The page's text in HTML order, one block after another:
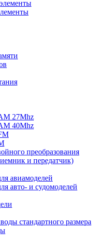
27Mhz
40Mhz
преобразования
и передатчик)
авиамоделей
авто- и судомоделей
стандартного размера